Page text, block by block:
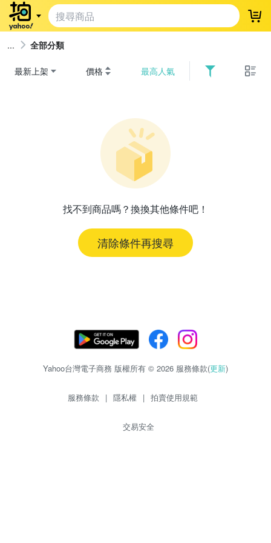
登
全部分類
最新上架 價格 最高人氣
找不到商品嗎？換換其他條件吧！
清除條件再搜尋
Yahoo台灣電子商務 版權所有 © 2026 服務條款(更新)
服務條款 | 隱私權 | 拍賣使用規範
交易安全